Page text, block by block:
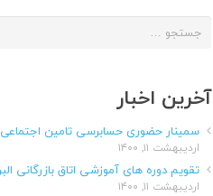
جستجو
آخرین اخبار
سمینار حضوری حسابرسی تامین اجتماعی
اردیبهشت ۱۱, ۱۴۰۰
تقویم دوره های آموزشی اتاق بازرگانی البرز-
اردیبهشت ۱۱, ۱۴۰۰